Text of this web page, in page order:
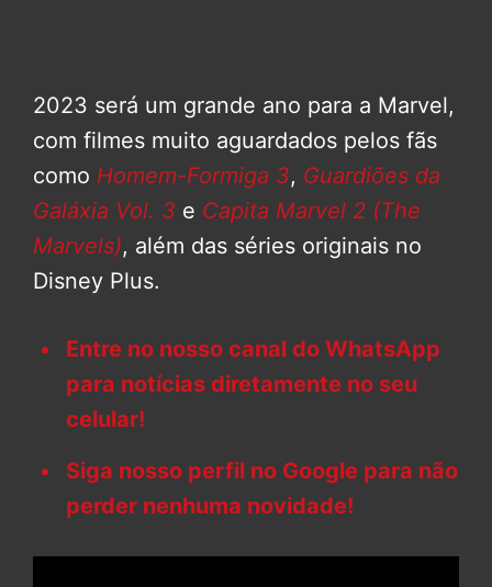
2023 será um grande ano para a Marvel,
com filmes muito aguardados pelos fãs
como Homem-Formiga 3, Guardiões da
Galáxia Vol. 3 e Capita Marvel 2 (The
Marvels), além das séries originais no
Disney Plus.
Entre no nosso canal do WhatsApp
para notícias diretamente no seu
celular!
Siga nosso perfil no Google para não
perder nenhuma novidade!